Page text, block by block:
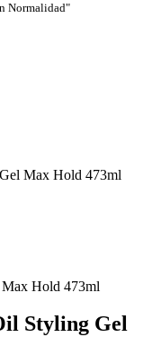
Normalidad"
Max Hold 473ml
Styling Gel